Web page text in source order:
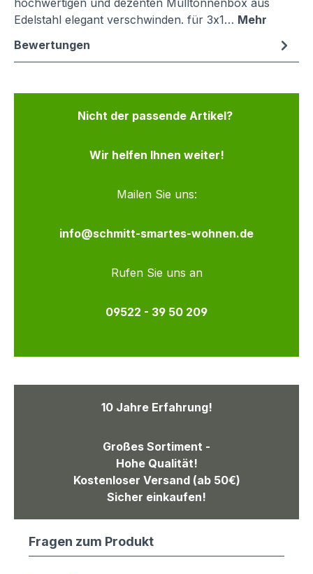
hochwertigen und dezenten Mülltonnenbox aus
Edelstahl elegant verschwinden. für 3x1… Mehr
Bewertungen
Nicht der passende Artikel?
Wir helfen Ihnen weiter!
Mailen Sie uns:
info@schmitt-smartes-wohnen.de
Rufen Sie uns an
09522 - 39 50 209
10 Jahre Erfahrung!
Großes Sortiment -
Hohe Qualität!
Kostenloser Versand (ab 50€)
Sicher einkaufen!
Fragen zum Produkt